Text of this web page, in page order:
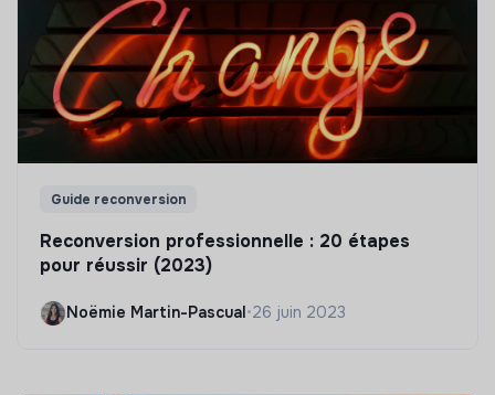
Guide reconversion
Reconversion professionnelle : 20 étapes
pour réussir (2023)
Noëmie Martin-Pascual •26 juin 2023